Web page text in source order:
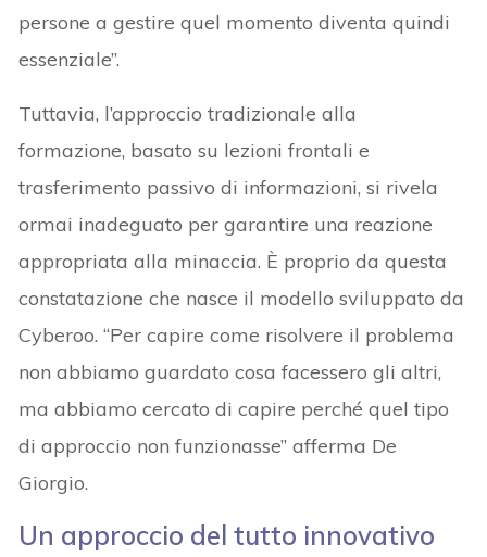
persone a gestire quel momento diventa quindi
essenziale”.
Tuttavia, l’approccio tradizionale alla
formazione, basato su lezioni frontali e
trasferimento passivo di informazioni, si rivela
ormai inadeguato per garantire una reazione
appropriata alla minaccia. È proprio da questa
constatazione che nasce il modello sviluppato da
Cyberoo. “Per capire come risolvere il problema
non abbiamo guardato cosa facessero gli altri,
ma abbiamo cercato di capire perché quel tipo
di approccio non funzionasse” afferma De
Giorgio.
Un approccio del tutto innovativo